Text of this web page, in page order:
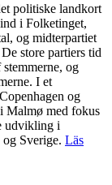
politiske landkort
i Folketinget,
og midterpartiet
store partiers tid
og
I et
og
Malmø med fokus
udvikling i
Sverige. Läs